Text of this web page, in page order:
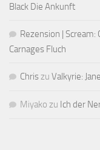
Black Die Ankunft
Rezension |
Carnages Fluch
Chriszu Valkyrie:
Miyako zu Ich der